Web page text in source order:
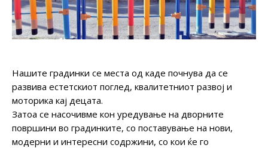
Нашите градинки се места од каде почнува да се
развива естетскиот поглед, квалитетниот развој и
моторика кај децата.
Затоа се насочивме кон уредување на дворните
површини во градинките, со поставување на нови,
модерни и интересни содржини, со кои ќе го